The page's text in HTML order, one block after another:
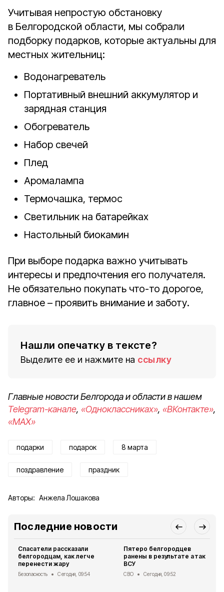
Учитывая непростую обстановку
в Белгородской области, мы собрали
подборку подарков, которые актуальны для
местных жительниц:
Водонагреватель
Портативный внешний аккумулятор и
зарядная станция
Обогреватель
Набор свечей
Плед
Аромалампа
Термочашка, термос
Светильник на батарейках
Настольный биокамин
При выборе подарка важно учитывать
интересы и предпочтения его получателя.
Не обязательно покупать что-то дорогое,
главное – проявить внимание и заботу.
Нашли опечатку в тексте?
Выделите ее и нажмите на ссылку
Главные новости Белгорода и области в нашем
Telegram-канале, «Одноклассниках», «ВКонтакте»,
«MAX»
подарки подарок 8 марта
поздравление праздник
Авторы: Анжела Лошакова
Последние новости
Спасатели рассказали
белгородцам, как легче
перенести жару
Безопасность Сегодня, 09:54
Пятеро белгородцев
ранены в результате атак
ВСУ
СВО Сегодня, 09:52